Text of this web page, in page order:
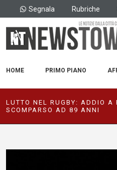
Segnala Rubriche
HOME PRIMO PIANO
LUTTO NEL RUGBY: ADDIO A
SCOMPARSO AD 89 ANNI